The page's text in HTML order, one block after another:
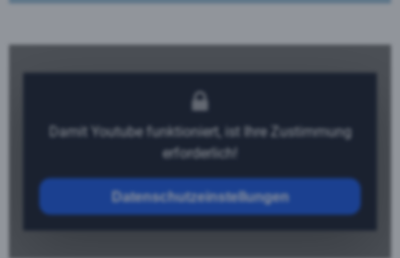
Damit Youtube funktioniert, ist Ihre Zustimmung
erforderlich!
Datenschutzeinstellungen